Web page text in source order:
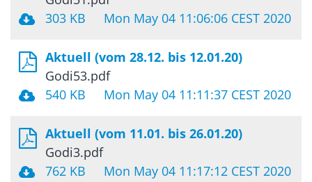
303 KB
Mon May 04 11:06:06 CEST 2020
Aktuell (vom 28.12. bis 12.01.20)
Godi53.pdf
540 KB
Mon May 04 11:11:37 CEST 2020
Aktuell (vom 11.01. bis 26.01.20)
Godi3.pdf
762 KB
Mon May 04 11:17:12 CEST 2020